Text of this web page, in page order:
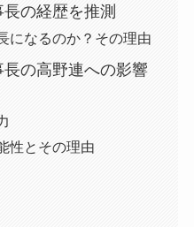
長の経歴を推測
になるのか？その理由
長の高野連への影響
性とその理由